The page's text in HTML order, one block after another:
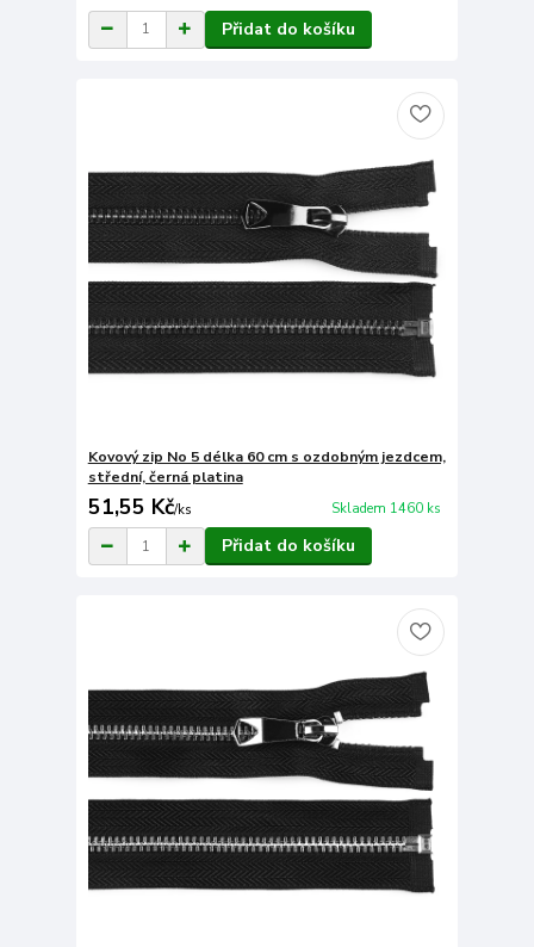
Přidat do košíku
Kovový zip No 5 délka 60 cm s ozdobným jezdcem,
střední, černá platina
51,55 Kč/ks Skladem 1460 ks
Přidat do košíku